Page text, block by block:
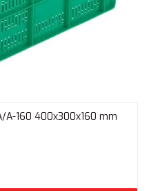
A-160 400x300x160 mm